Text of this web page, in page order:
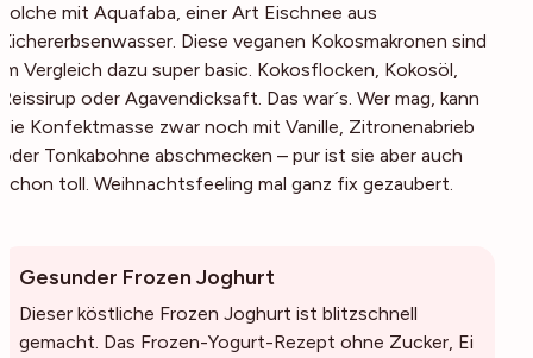
solche mit Aquafaba, einer Art Eischnee aus
Kichererbsenwasser. Diese veganen Kokosmakronen sind
im Vergleich dazu super basic. Kokosflocken, Kokosöl,
Reissirup oder Agavendicksaft. Das war´s. Wer mag, kann
die Konfektmasse zwar noch mit Vanille, Zitronenabrieb
oder Tonkabohne abschmecken – pur ist sie aber auch
schon toll. Weihnachtsfeeling mal ganz fix gezaubert.
Gesunder Frozen Joghurt
Dieser köstliche Frozen Joghurt ist blitzschnell
gemacht. Das Frozen-Yogurt-Rezept ohne Zucker, Ei